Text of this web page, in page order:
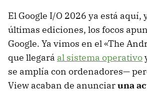
El Google I/O 2026 ya está aquí,
últimas ediciones, los focos
Google. Ya vimos en el «The
que llegará al sistema operativo
se amplía con ordenadores—
View acaban de anunciaruna